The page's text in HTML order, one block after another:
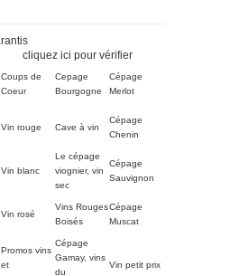
cliquez ici pour vérifier.
Coups de
Coeur
Cepage
Bourgogne
Cépage
Merlot
Vin rouge Cave à vin
Cépage
Chenin
Vin blanc
Le cépage
viognier, vin
sec
Cépage
Sauvignon
Vin rosé
Vins Rouges
Boisés
Cépage
Muscat
Promos vins
et
Cépage
Gamay, vins
du
Vin petit prix